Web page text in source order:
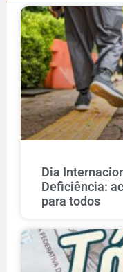
Dia
Deficiência:
para todos